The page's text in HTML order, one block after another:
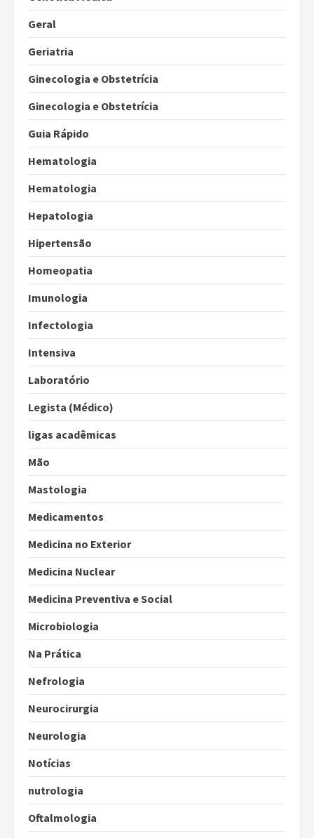
Geral
Geriatria
Ginecologia e Obstetrícia
Ginecologia e Obstetrícia
Guia Rápido
Hematologia
Hematologia
Hepatologia
Hipertensão
Homeopatia
Imunologia
Infectologia
Intensiva
Laboratório
Legista (Médico)
ligas acadêmicas
Mão
Mastologia
Medicamentos
Medicina no Exterior
Medicina Nuclear
Medicina Preventiva e Social
Microbiologia
Na Prática
Nefrologia
Neurocirurgia
Neurologia
Notícias
nutrologia
Oftalmologia